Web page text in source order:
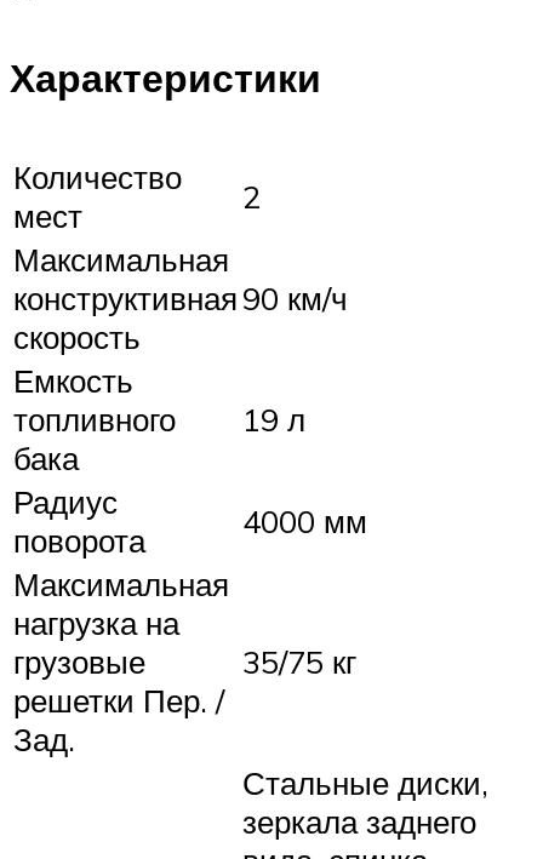
Характеристики
Количество
мест
2
Максимальная
конструктивная
скорость
90 км/ч
Емкость
топливного
бака
19 л
Радиус
поворота
4000 мм
Максимальная
нагрузка на
грузовые
решетки Пер. /
Зад.
35/75 кг
Стальные диски,
зеркала заднего